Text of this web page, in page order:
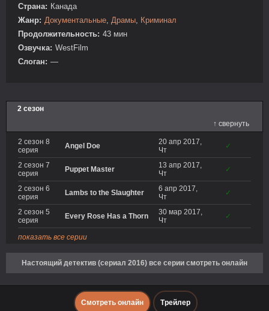
Страна: Канада
Жанр: Документальные Драмы
Криминал
Продолжительность: 43 мин
Озвучка: WestFilm
Слоган: —
2 сезон
↑ свернуть
2 сезон 8
серия
Angel Doe
20 апр 2017,
Чт
✓
2 сезон 7
серия
Puppet Master
13 апр 2017,
Чт
✓
2 сезон 6
серия
Lambs to the Slaughter
6 апр 2017,
Чт
✓
2 сезон 5
серия
Every Rose Has a Thorn
30 мар 2017,
Чт
✓
показать все серии
Настоящий детектив (сериал 2016) все серии смотреть онлайн
Смотреть онлайн Трейлер